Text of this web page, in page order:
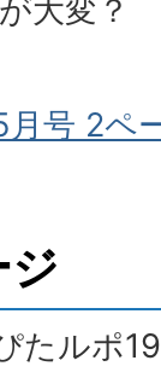
大変？
号 2ペ
ジ
たルポ